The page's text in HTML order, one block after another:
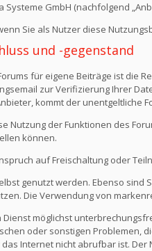
Systeme GmbH (nachfolgend
Sie als Nutzer diese
und -gegenstand
für eigene Beiträge ist die
zur Verifizierung Ihrer
kommt der unentgeltliche
Nutzung der Funktionen des
können.
auf Freischaltung oder
genutzt werden. Ebenso
Die Verwendung von
möglichst
oder sonstigen Problemen,
Internet nicht abrufbar ist.